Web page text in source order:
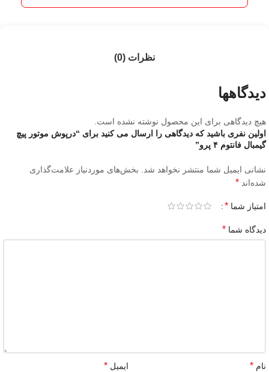
نظرات (0)
دیدگاهها
هیچ دیدگاهی برای این محصول نوشته نشده است.
اولین نفری باشید که دیدگاهی را ارسال می کنید برای “درپوش موتور پیچ
گیمبال فانتوم ۴ پرو”
نشانی ایمیل شما منتشر نخواهد شد.
بخش‌های موردنیاز علامت‌گذاری
شده‌اند*
امتیاز شما*
دیدگاه شما*
نام* ایمیل*